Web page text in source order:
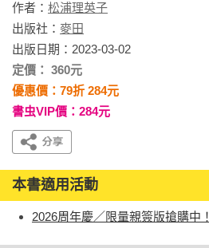
作者： 松浦理英子
出版社： 麥田
出版日期：2023-03-02
定價： 360元
優惠價：79折 284元
書虫VIP價：284元
本書適用活動
2026周年慶／限量親簽版搶購中！